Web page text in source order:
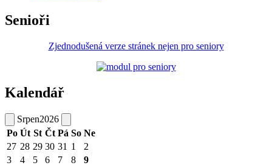
Senioři
Zjednodušená verze stránek nejen pro seniory
Kalendář
Srpen2026
Po Út St Čt Pá So Ne
27 28 29 30 31 1
2
3
4 5 6 7 8
9